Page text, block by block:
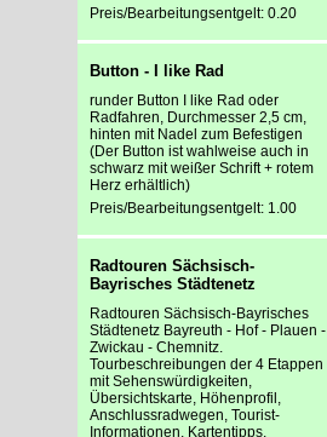
Preis/Bearbeitungsentgelt: 0.20
Button - I like Rad
runder Button I like Rad oder
Radfahren, Durchmesser 2,5 cm,
hinten mit Nadel zum Befestigen
(Der Button ist wahlweise auch in
schwarz mit weißer Schrift + rotem
Herz erhältlich)
Preis/Bearbeitungsentgelt: 1.00
Radtouren Sächsisch-
Bayrisches Städtenetz
Radtouren Sächsisch-Bayrisches
Städtenetz Bayreuth - Hof - Plauen -
Zwickau - Chemnitz.
Tourbeschreibungen der 4 Etappen
mit Sehenswürdigkeiten,
Übersichtskarte, Höhenprofil,
Anschlussradwegen, Tourist-
Informationen, Kartentipps.